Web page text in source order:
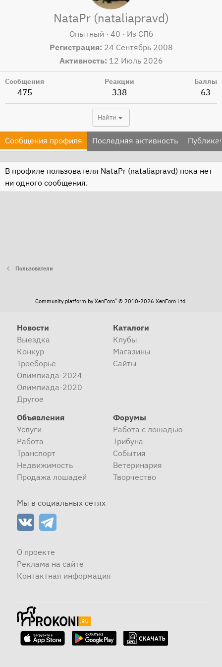
NataPr (nataliapravd)
Опытный · 40 · Из СПб
Регистрация 24 Сентябрь 2008
Активность 12 Июль 2026
Сообщения
475
Реакции
338
Баллы
63
Найти
Сообщения профиля Последняя активность
В профиле пользователя NataPr (nataliapravd) пока нет
ни одного сообщения.
Пользователи
Community platform by XenForo® © 2010-2026 XenForo Ltd.
Новости
Выездка
Конкур
Троеборье
Олимпиада-2024
Олимпиада-2020
Другое
Каталоги
Клубы
Магазины
Сайты
Объявления
Услуги
Работа
Транспорт
Недвижимость
Продажа лошадей
Форумы
Работа с лошадью
Трибуна
События
Ветеринария
Творчество
Мы в социальных сетях
О проекте
Реклама на сайте
Контактная информация